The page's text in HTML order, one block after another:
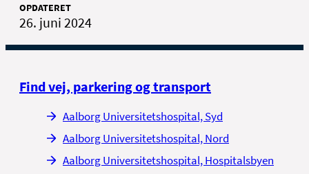
dig. Ring til NT på tlf. 98 11 11 11.
Se afgangs- og ankomsttider i
OPDATERET
26. juni 2024
Find vej, parkering og transport
Aalborg Universitetshospital, Syd
Aalborg Universitetshospital, Nord
Aalborg Universitetshospital, Hospitalsbyen